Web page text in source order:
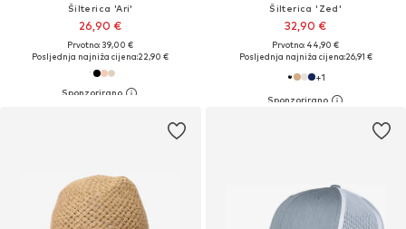
Šilterica 'Ari'
26,90 €
Prvotno: 39,00 €
Posljednja najniža cijena:22,90 €
Šilterica 'Zed'
32,90 €
Prvotno: 44,90 €
Posljednja najniža cijena:26,91 €
+1